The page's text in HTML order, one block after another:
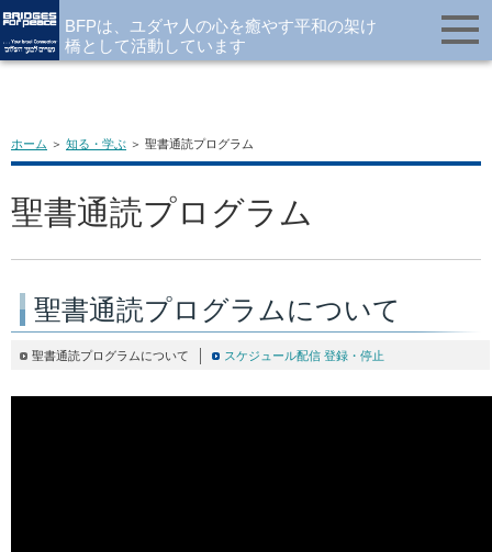
BFPは、ユダヤ人の心を癒やす平和の架け
橋として活動しています
ホーム ＞ 知る・学ぶ ＞ 聖書通読プログラム
聖書通読プログラム
聖書通読プログラムについて
聖書通読プログラムについて スケジュール配信 登録・停止